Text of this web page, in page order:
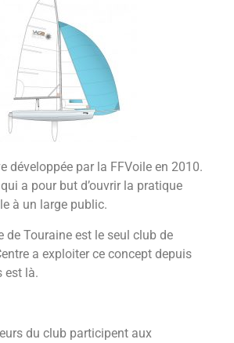
développée par la FFVoile en 2010.
a pour but d’ouvrir la pratique
à un large public.
de Touraine est le seul club de
a exploiter ce concept depuis
est là.
du club participent aux